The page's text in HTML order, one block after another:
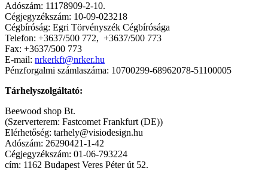
Adószám: 11178909-2-10.
Cégjegyzékszám: 10-09-023218
Cégbíróság: Egri Törvényszék Cégbírósága
Telefon: +3637/500 772, +3637/500 773
Fax: +3637/500 773
E-mail: nrkerkft@nrker.hu
Pénzforgalmi számlaszáma: 10700299-68962078-51100005
Tárhelyszolgáltató:
Beewood shop Bt.
(Szerverterem: Fastcomet Frankfurt (DE))
Elérhetőség: tarhely@visiodesign.hu
Adószám: 26290421-1-42
Cégjegyzékszám: 01-06-793224
cím: 1162 Budapest Veres Péter út 52.